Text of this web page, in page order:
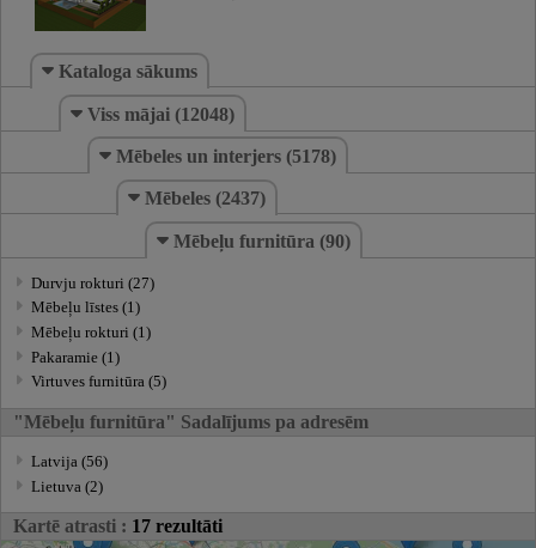
Kataloga sākums
Viss mājai (12048)
Mēbeles un interjers (5178)
Mēbeles (2437)
Mēbeļu furnitūra (90)
Durvju rokturi (27)
Mēbeļu līstes (1)
Mēbeļu rokturi (1)
Pakaramie (1)
Virtuves furnitūra (5)
"Mēbeļu furnitūra" Sadalījums pa adresēm
Latvija (56)
Lietuva (2)
Kartē atrasti : 17 rezultāti